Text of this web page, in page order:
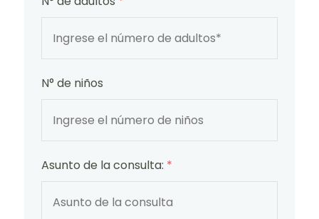
N° de niños
Asunto de la consulta: *